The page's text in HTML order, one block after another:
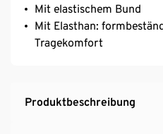
Mit elastischem Bund
Mit Elasthan:
Tragekomfort
Produktbeschreibung